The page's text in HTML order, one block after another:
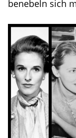
benebeln sich